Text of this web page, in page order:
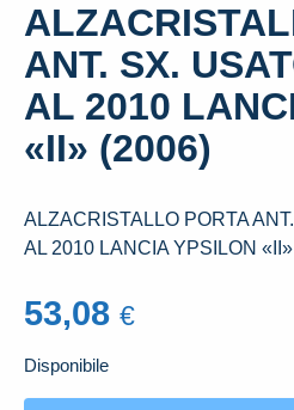
ANT. SX.
AL 2010
«II» (2006)
ALZACRISTALLO PORTA
AL 2010 LANCIA YPSILON
53,08 €
Disponibile